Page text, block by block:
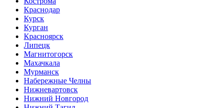
Краснодар
Курск
Курган
Красноярск
Липецк
Магнитогорск
Махачкала
Мурманск
Набережные Челны
Нижневартовск
Нижний Новгород